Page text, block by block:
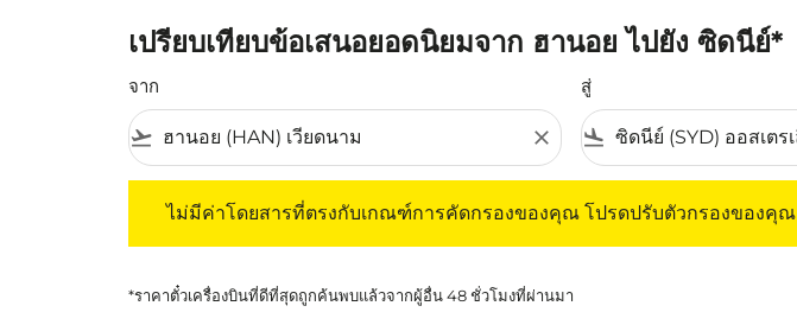
เปรียบเทียบข้อเสนอยอดนิยมจาก ฮานอย ไปยัง ซิดนีย์*
จาก
flight_takeoff close
สู่
flight_land
ไม่มีค่าโดยสารที่ตรงกับเกณฑ์การคัดกรองของคุณ โปรดปรับตัวกรองของคุณ
*ราคาตั๋วเครื่องบินที่ดีที่สุดถูกค้นพบแล้วจากผู้อื่น 48 ชั่วโมงที่ผ่านมา